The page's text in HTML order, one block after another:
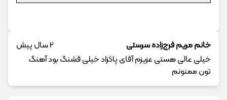
خانم مریم فرج‌زاده سرستی
2 سال پیش
خیلی عالی هستی عزیزم آقای پاکزاد خیلی قشنگ بود آهنگ
تون ممنونم